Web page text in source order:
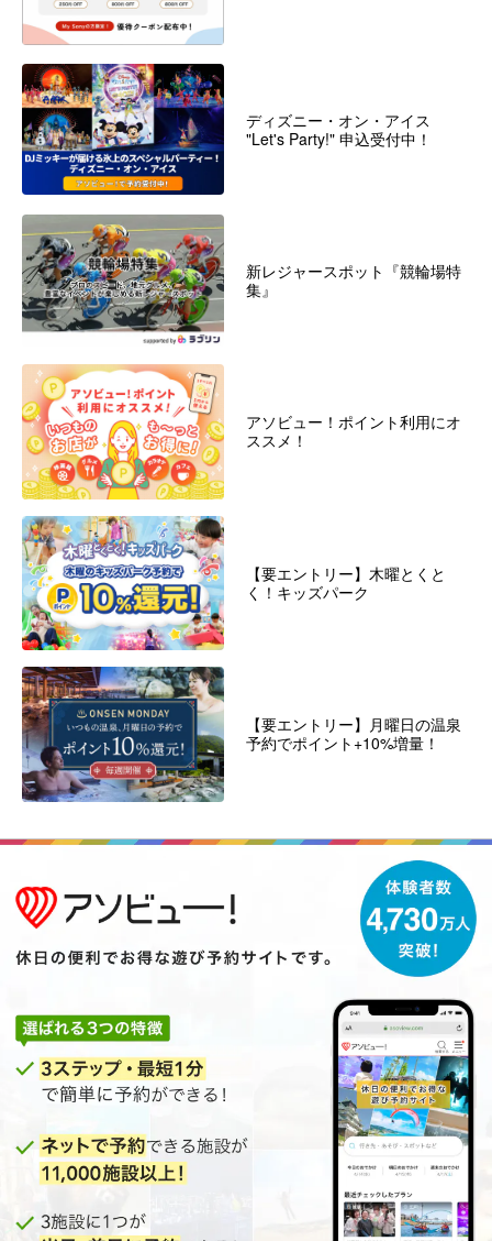
ディズニー・オン・アイス
"Let's Party!" 申込受付中！
新レジャースポット『競輪場特
集』
アソビュー！ポイント利用にオ
ススメ！
【要エントリー】木曜とくと
く！キッズパーク
【要エントリー】月曜日の温泉
予約でポイント+10%増量！